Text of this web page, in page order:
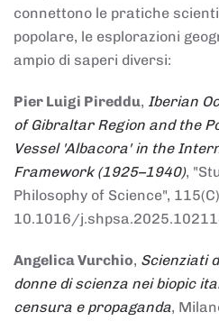
connettono le pratiche
popolare, le esplorazioni
ampio di saperi diversi:
Pier Luigi Pireddu, Iberian
of Gibraltar Region and the
Vessel 'Albacora' in the
Framework (1925–1940),
Philosophy of Science",
10.1016/
Angelica Vurchio, Scienziati
donne di scienza nei biopic
censura e propaganda,